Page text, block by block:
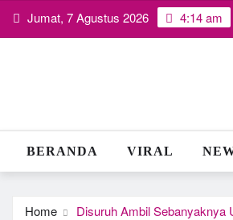
Skip Jumat, 7 Agustus 2026 4:14 am
BERANDA VIRAL
Home Disuruh Ambil Sebanyaknya